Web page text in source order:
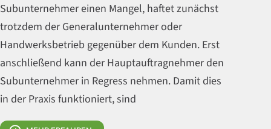
Subunternehmer einen Mangel, haftet zunächst
trotzdem der Generalunternehmer oder
Handwerksbetrieb gegenüber dem Kunden. Erst
anschließend kann der Hauptauftragnehmer den
Subunternehmer in Regress nehmen. Damit dies
in der Praxis funktioniert, sind